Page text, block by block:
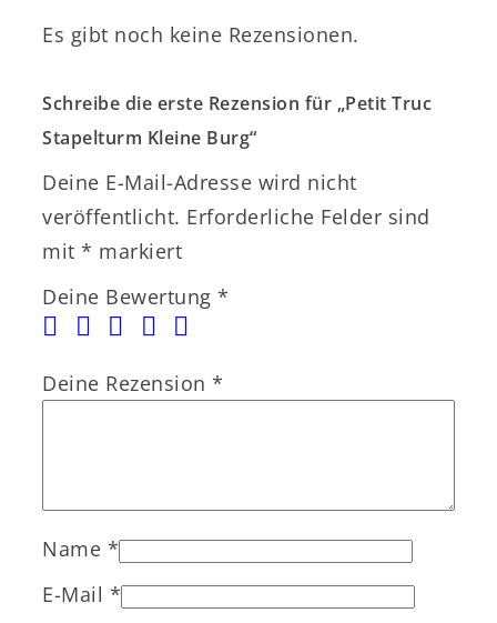
Es gibt noch keine Rezensionen.
Schreibe die erste Rezension für „Petit Truc
Stapelturm Kleine Burg“
Deine E-Mail-Adresse wird nicht
veröffentlicht. Erforderliche Felder sind
mit * markiert
Deine Bewertung *
Deine Rezension *
Name *
E-Mail *